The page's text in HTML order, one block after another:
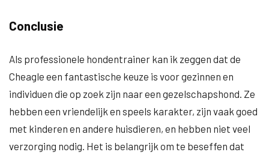
Conclusie
Als professionele hondentrainer kan ik zeggen dat de
Cheagle een fantastische keuze is voor gezinnen en
individuen die op zoek zijn naar een gezelschapshond. Ze
hebben een vriendelijk en speels karakter, zijn vaak goed
met kinderen en andere huisdieren, en hebben niet veel
verzorging nodig. Het is belangrijk om te beseffen dat